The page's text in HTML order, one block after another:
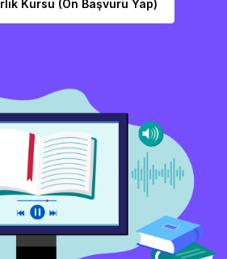
Kursu (Ön Başvuru Yap)